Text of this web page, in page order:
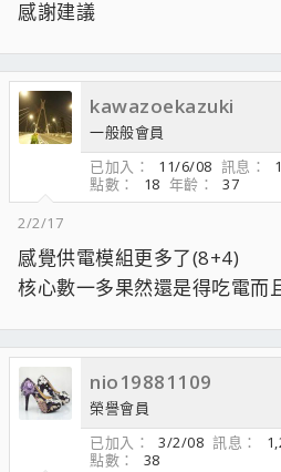
感謝建議
kawazoekazuki
一般般會員
已加入
11/6/08 訊息
點數
18 年齡
37
2/2/17
感覺供電模組更多了(8+4)
核心數一多果然還是得吃電而
nio19881109
榮譽會員
已加入
3/2/08 訊息
點數
38